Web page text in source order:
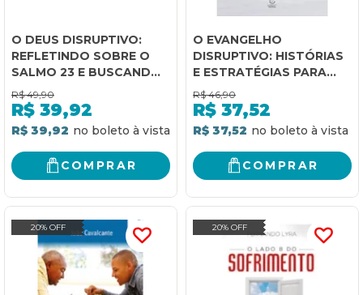
O DEUS DISRUPTIVO:
REFLETINDO SOBRE O
SALMO 23 E BUSCANDO
O PROPÓSITO DE DEUS
PARA A SUA VIDA
R$ 49,90
R$ 39,92
R$ 39,92
COMPRAR
O EVANGELHO
DISRUPTIVO: HISTÓRIAS
E ESTRATÉGIAS PARA
TRANSFORMAR SUA
CIDADE
R$ 46,90
R$ 37,52
R$ 37,52
COMPRAR
20% OFF 20% OFF